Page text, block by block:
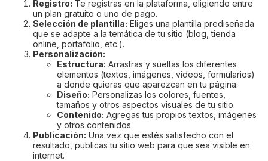
Registro: Te registras en la plataforma, eligiendo entre
un plan gratuito o uno de pago.
Selección de plantilla: Eliges una plantilla prediseñada
que se adapte a la temática de tu sitio (blog, tienda
online, portafolio, etc.).
Personalización:
Estructura: Arrastras y sueltas los diferentes
elementos (textos, imágenes, videos, formularios)
a donde quieras que aparezcan en tu página.
Diseño: Personalizas los colores, fuentes,
tamaños y otros aspectos visuales de tu sitio.
Contenido: Agregas tus propios textos, imágenes
y otros contenidos.
Publicación: Una vez que estés satisfecho con el
resultado, publicas tu sitio web para que sea visible en
internet.